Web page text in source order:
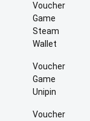
Voucher
Game
Steam
Wallet
Voucher
Game
Unipin
Voucher